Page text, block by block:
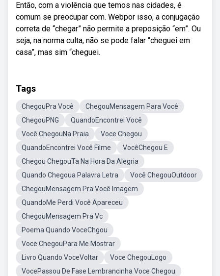
Então, com a violência que temos nas cidades, é
comum se preocupar com. Webpor isso, a conjugação
correta de “chegar” não permite a preposição “em”. Ou
seja, na norma culta, não se pode falar “cheguei em
casa”, mas sim “cheguei.
Tags
ChegouPra Você
ChegouMensagem Para Você
ChegouPNG
QuandoEncontrei Você
Você ChegouNa Praia
Voce Chegou
QuandoEncontrei Você Filme
VocêChegou E
Chegou ChegouTa Na Hora Da Alegria
Quando Chegoua Palavra Letra
Você ChegouOutdoor
ChegouMensagem Pra Você Imagem
QuandoMe Perdi Você Apareceu
ChegouMensagem Pra Vc
Poema Quando VoceChgou
Voce ChegouPara Me Mostrar
Livro Quando VoceVoltar
Voce ChegouLogo
VocePassou De Fase Lembrancinha Voce Chegou